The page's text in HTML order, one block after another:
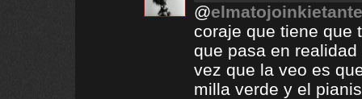
@elmatojoinkietante
coraje que tiene que
que pasa en
vez que la veo es
milla verde y el